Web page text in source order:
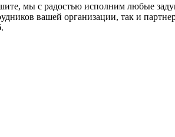
мы с радостью исполним любые
вашей организации, так и